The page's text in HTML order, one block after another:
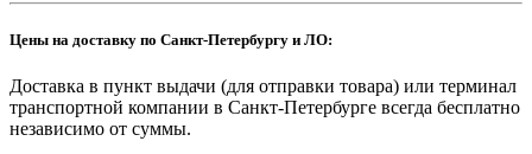
Цены на доставку по Санкт-Петербургу и ЛО:
Доставка в пункт выдачи (для отправки товара) или терминал
транспортной компании в Санкт-Петербурге всегда бесплатно
независимо от суммы.